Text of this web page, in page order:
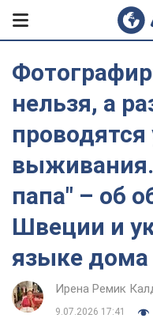
нельзя, а
проводятся
папа" – об
Швеции и
языке дома
Ирена Ремик
9.07.2026 17:41